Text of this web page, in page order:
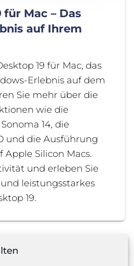
für Mac – Das
auf Ihrem
19 für Mac, das
Erlebnis auf dem
Sie mehr über die
wie die
14, die
und die Ausführung
Apple Silicon Macs.
und erleben Sie
leistungsstarkes
19.